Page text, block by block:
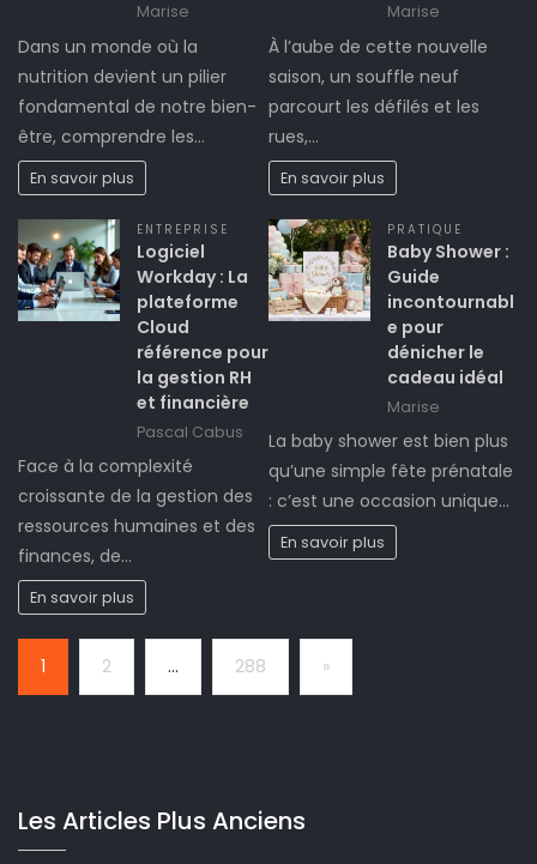
Marise
Dans un monde où la
nutrition devient un pilier
fondamental de notre bien-
être, comprendre les…
En savoir plus
Marise
À l’aube de cette nouvelle
saison, un souffle neuf
parcourt les défilés et les
rues,…
En savoir plus
ENTREPRISE
Logiciel
Workday : La
plateforme
Cloud
référence pour
la gestion RH
et financière
Pascal Cabus
Face à la complexité
croissante de la gestion des
ressources humaines et des
finances, de…
En savoir plus
PRATIQUE
Baby Shower :
Guide
incontournabl
e pour
dénicher le
cadeau idéal
Marise
La baby shower est bien plus
qu’une simple fête prénatale
: c’est une occasion unique…
En savoir plus
1 2 … 288 Next
»
Les Articles Plus Anciens